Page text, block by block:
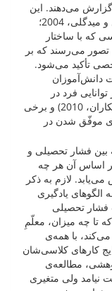
می‌دهند. این
یافته در هماهنگی با پژوهش‌های دیگر (آندرمن و میدگلی، 2004؛
که با ساختار
می‌رسند که بر
تأکید می‌شود.
دانش‌آموزان
فرد در
مقایسه با دیگران تأکید می‌شود (آندرمن و همکاران، 2010) و برخی
موفّق شدن در
بین فشار تحصیلی و
اساس آن هر چه
لازم به ذکر
یادگیری
(1997) آمده است فشار تحصیلی
تا چه میزان، معلّمِ
با همه‌ی
کارهای کلاسی‌شان
مطالعه‌ی
نیامد ولی متغیری